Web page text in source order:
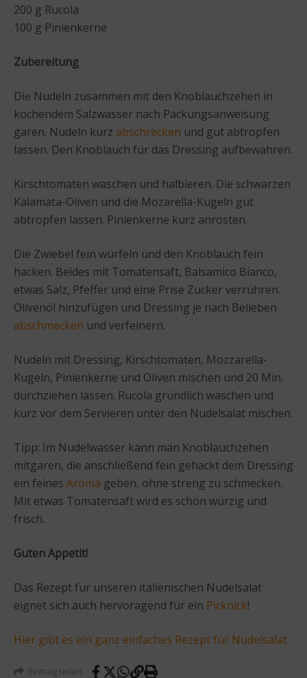
200 g Rucola
100 g Pinienkerne
Zubereitung
Die Nudeln zusammen mit den Knoblauchzehen in
kochendem Salzwasser nach Packungsanweisung
garen. Nudeln kurz abschrecken und gut abtropfen
lassen. Den Knoblauch für das Dressing aufbewahren.
Kirschtomaten waschen und halbieren. Die schwarzen
Kalamata-Oliven und die Mozarella-Kugeln gut
abtropfen lassen. Pinienkerne kurz anrösten.
Die Zwiebel fein würfeln und den Knoblauch fein
hacken. Beides mit Tomatensaft, Balsamico Bianco,
etwas Salz, Pfeffer und eine Prise Zucker verrühren.
Olivenöl hinzufügen und Dressing je nach Belieben
abschmecken und verfeinern.
Nudeln mit Dressing, Kirschtomaten, Mozzarella-
Kugeln, Pinienkerne und Oliven mischen und 20 Min.
durchziehen lassen. Rucola gründlich waschen und
kurz vor dem Servieren unter den Nudelsalat mischen.
Tipp: Im Nudelwasser kann man Knoblauchzehen
mitgaren, die anschließend fein gehackt dem Dressing
ein feines Aroma geben, ohne streng zu schmecken.
Mit etwas Tomatensaft wird es schön würzig und
frisch.
Guten Appetit!
Das Rezept für unseren italienischen Nudelsalat
eignet sich auch hervoragend für ein Picknick!
Hier gibt es ein ganz einfaches Rezept für Nudelsalat
Beitrag teilen